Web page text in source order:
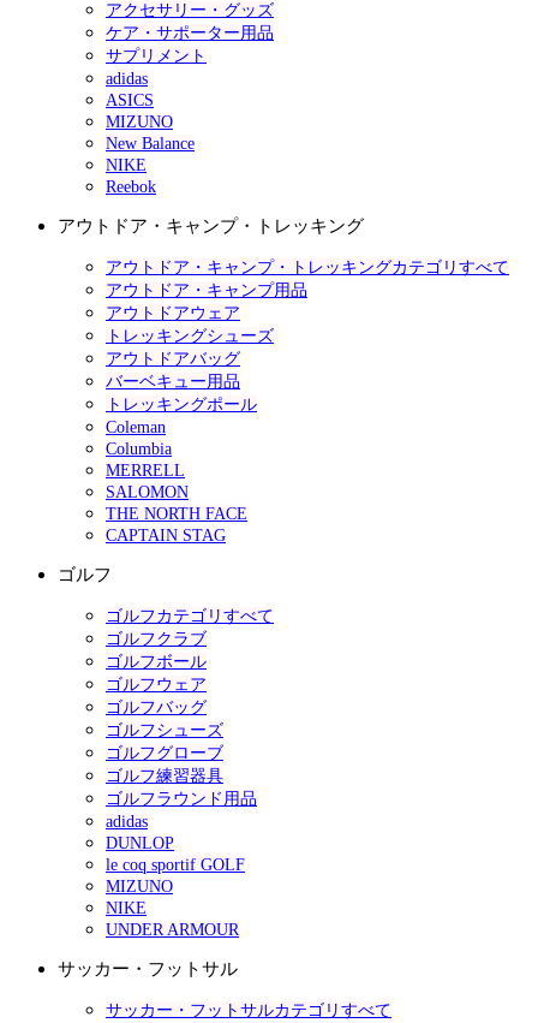
アクセサリー・グッズ
ケア・サポーター用品
サプリメント
adidas
ASICS
MIZUNO
New Balance
NIKE
Reebok
アウトドア・キャンプ・トレッキング
アウトドア・キャンプ・トレッキングカテゴリすべて
アウトドア・キャンプ用品
アウトドアウェア
トレッキングシューズ
アウトドアバッグ
バーベキュー用品
トレッキングポール
Coleman
Columbia
MERRELL
SALOMON
THE NORTH FACE
CAPTAIN STAG
ゴルフ
ゴルフカテゴリすべて
ゴルフクラブ
ゴルフボール
ゴルフウェア
ゴルフバッグ
ゴルフシューズ
ゴルフグローブ
ゴルフ練習器具
ゴルフラウンド用品
adidas
DUNLOP
le coq sportif GOLF
MIZUNO
NIKE
UNDER ARMOUR
サッカー・フットサル
サッカー・フットサルカテゴリすべて